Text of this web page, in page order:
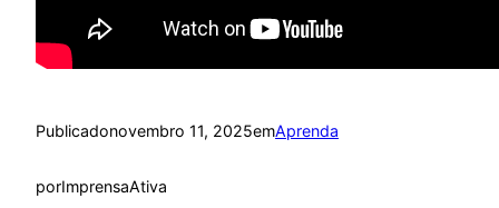
Publicadonovembro 11, 2025emAprenda
porImprensaAtiva